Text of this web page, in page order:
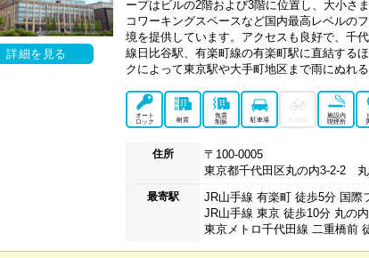
詳細を見る
ープはビルの2階および3階に位置し、大小さ
コワーキングスペースなど国内最高レベルの
境を提供しています。アクセスも良好で、千
線日比谷駅、有楽町線の有楽町駅に直結する
クによって東京駅や大手町地区まで雨にぬれ
オート
ロック
耐震
免震
制振
駐車場
施設内
喫煙所
住所
〒100-0005
東京都千代田区丸の内3-2-2
最寄駅
JR山手線 有楽町 徒歩5分 国際
JR山手線 東京 徒歩10分 丸の
東京メトロ千代田線 二重橋前